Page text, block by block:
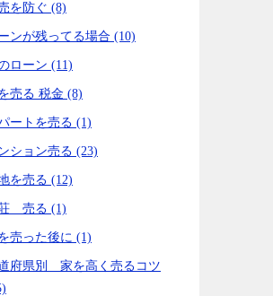
を防ぐ (8)
ンが残ってる場合 (10)
ローン (11)
売る 税金 (8)
ートを売る (1)
ション売る (23)
を売る (12)
売る (1)
売った後に (1)
府県別 家を高く売るコツ